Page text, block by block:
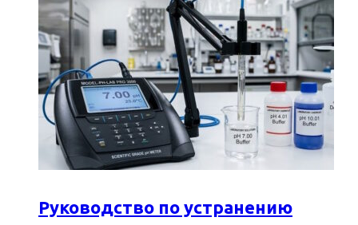
Руководство по устранению